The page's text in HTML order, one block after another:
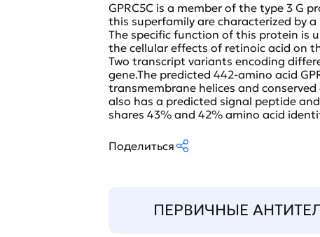
GPRC5C is a member of the type 3 G
this superfamily are characterized by
The specific function of this protein is
the cellular effects of retinoic acid on
Two transcript variants encoding
gene.The predicted 442-amino acid
transmembrane helices and conserved
also has a predicted signal peptide
shares 43% and 42% amino acid
Поделиться
ПЕРВИЧНЫЕ